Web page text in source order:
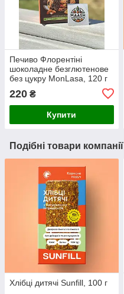
Печиво Флорентіні
шоколадне безглютенове
без цукру MonLasa, 120 г
220 ₴
Купити
Подібні товари компанії
Хлібці дитячі Sunfill, 100 г